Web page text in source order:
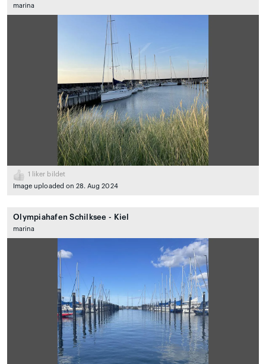
marina
1
liker bildet
Image uploaded on 28. Aug 2024
Olympiahafen Schilksee - Kiel
marina